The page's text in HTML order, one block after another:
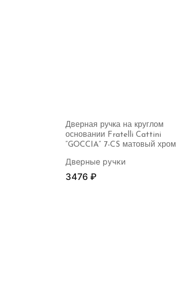
Дверная ручка на круглом
основании Fratelli Cattini
“GOCCIA” 7-CS матовый хром
Дверные ручки
3476 ₽